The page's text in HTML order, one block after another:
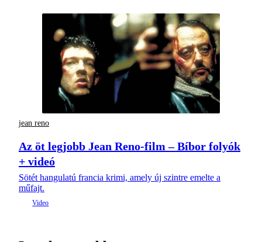
jean reno
Az öt legjobb Jean Reno-film – Bíbor folyók
+ videó
Sötét hangulatú francia krimi, amely új szintre emelte a
műfajt.